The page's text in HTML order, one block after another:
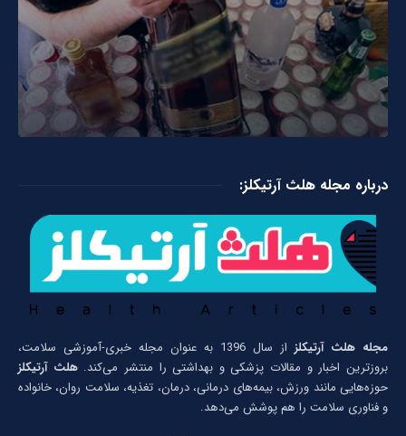
درباره مجله هلث آرتیکلز:
مجله هلث آرتیکلز
از سال 1396 به عنوان مجله خبری-آموزشی سلامت،
بروزترین اخبار و مقالات پزشکی و بهداشتی را منتشر می‌کند.هلث آرتیکلز
حوزه‌هایی مانند ورزش، بیمه‌های درمانی، درمان، تغذیه، سلامت روان، خانواده
و فناوری سلامت را هم پوشش می‌دهد.